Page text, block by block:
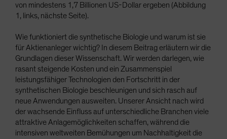
von mindestens 1,7 Billionen US-Dollar ergeben (Abbildung
1, links, nächste Seite).
Wie funktioniert die synthetische Biologie und warum ist sie
für Aktienanleger wichtig? In diesem Beitrag erläutern wir die
Grundlagen dieser Wissenschaft. Wir werden darlegen, wie
rasant steigende Kosten und ein Zusammenspiel
leistungsfähiger Technologien den Fortschritt in der
synthetischen Biologie beschleunigen und sich rasch auf
neue Anwendungen ausweiten. Unserer Ansicht nach wird
der wachsende Einfluss auf unterschiedliche Branchen viele
attraktive Anlagemöglichkeiten schaffen, während die
intensiven weltweiten Bemühungen um Nachhaltigkeit die